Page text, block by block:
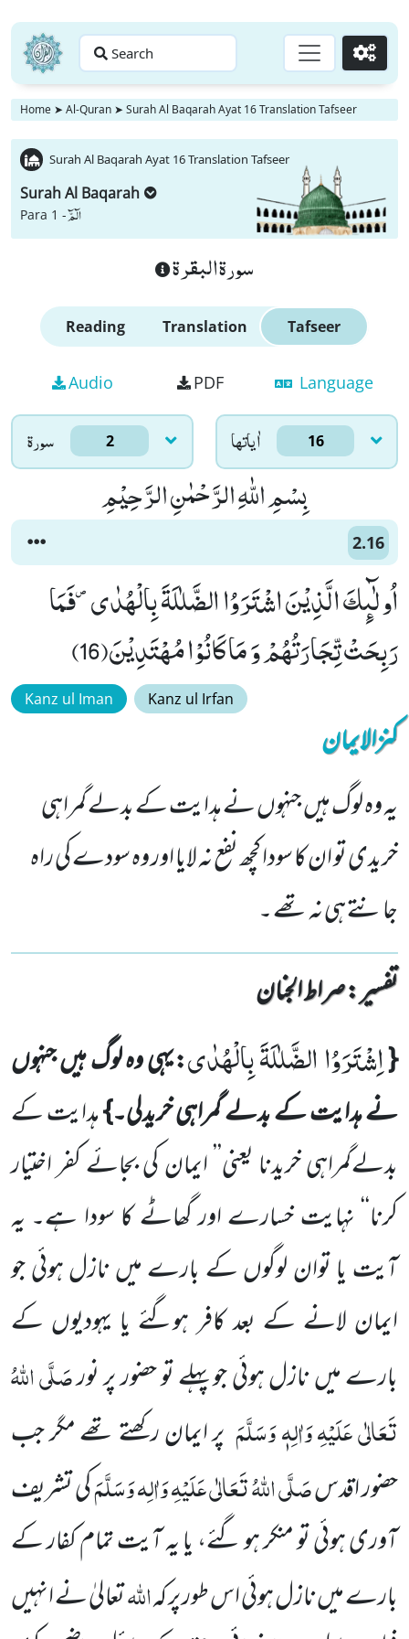
Search Go
Home ➤ Al-Quran ➤ Surah Al Baqarah Ayat 16 Translation Tafseer
Surah Al Baqarah Ayat 16 Translation Tafseer
Surah Al Baqarah
Para 1 -الٓمّٓ
سورة البقرة
Reading Translation Tafseer
Audio PDF Language
سورۃ 2 اٰياتها 16
بِسْمِ اللّٰهِ الرَّحْمٰنِ الرَّحِیْمِ
2.16
اُولٰٓىٕكَ الَّذِیْنَ اشْتَرَوُا الضَّلٰلَةَ بِالْهُدٰى۪-فَمَا
رَبِحَتْ تِّجَارَتُهُمْ وَ مَا كَانُوْا مُهْتَدِیْنَ(16)
Kanz ul Iman Kanz ul Irfan
کنزالایمان
یہ وہ لوگ ہیں جنہوں نے ہدایت کے بدلے گمراہی
خریدی تو ان کا سودا کچھ نفع نہ لایا اور وہ سودے کی راہ
جانتے ہی نہ تھے ۔
تفسیر : ‎صراط الجنان
{اِشْتَرَوُا الضَّلٰلَةَ بِالْهُدٰى:یہی وہ لوگ ہیں جنہوں
نے ہدایت کے بدلے گمراہی خریدلی۔}ہدایت کے
بدلےگمراہی خریدنایعنی’’ ایمان کی بجائے کفر اختیار
کرنا‘‘ نہایت خسارے اور گھاٹے کا سودا ہے۔ یہ
آیت یا توان لوگوں کے بارے میں نازل ہوئی جو
ایمان لانے کے بعد کافر ہوگئے یا یہودیوں کے
بارے میں نازل ہوئی جوپہلے تو حضور پر نورصَلَّی اللہُ
تَعَالٰی عَلَیْہِ وَاٰلِہٖ وَسَلَّمَ پر ایمان رکھتے تھے مگر جب
حضور اقدسصَلَّی اللہُ تَعَالٰی عَلَیْہِ وَاٰلِہ وَسَلَّمَکی تشریف
آوری ہوئی تو منکر ہو گئے، یا یہ آیت تمام کفار کے
بارے میں نازل ہوئی اس طور پر کہاللہتعالیٰنے انہیں